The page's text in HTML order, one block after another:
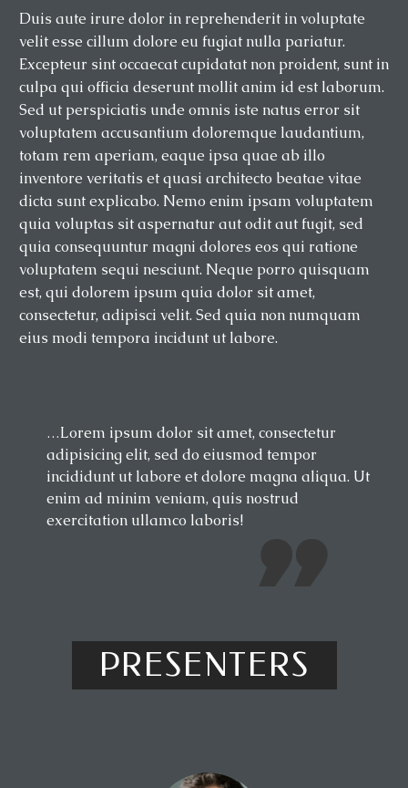
Duis aute irure dolor in reprehenderit in voluptate
velit esse cillum dolore eu fugiat nulla pariatur.
Excepteur sint occaecat cupidatat non proident, sunt in
culpa qui officia deserunt mollit anim id est laborum.
Sed ut perspiciatis unde omnis iste natus error sit
voluptatem accusantium doloremque laudantium,
totam rem aperiam, eaque ipsa quae ab illo
inventore veritatis et quasi architecto beatae vitae
dicta sunt explicabo. Nemo enim ipsam voluptatem
quia voluptas sit aspernatur aut odit aut fugit, sed
quia consequuntur magni dolores eos qui ratione
voluptatem sequi nesciunt. Neque porro quisquam
est, qui dolorem ipsum quia dolor sit amet,
consectetur, adipisci velit. Sed quia non numquam
eius modi tempora incidunt ut labore.
…Lorem ipsum dolor sit amet, consectetur
adipisicing elit, sed do eiusmod tempor
incididunt ut labore et dolore magna aliqua. Ut
enim ad minim veniam, quis nostrud
exercitation ullamco laboris!
PRESENTERS